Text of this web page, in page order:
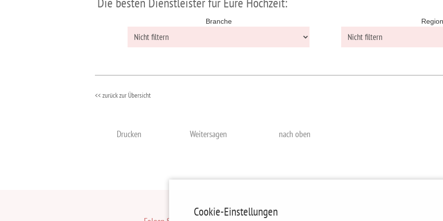
Branche Region
<< zurück zur Übersicht
Drucken Weitersagen nach oben
Cookie-Einstellungen